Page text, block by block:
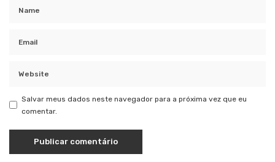
Salvar meus dados neste navegador para a próxima vez que eu
comentar.